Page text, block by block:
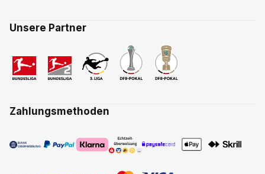
Unsere Partner
Zahlungsmethoden